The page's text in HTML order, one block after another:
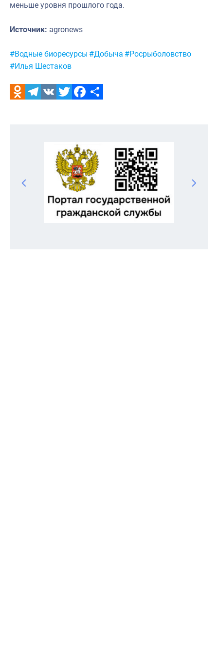
меньше уровня прошлого года.
Источник: agronews
Метки:
#Водные биоресурсы #Добыча #Росрыболовство
#Илья Шестаков